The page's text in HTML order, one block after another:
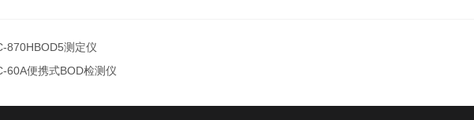
870HBOD5测定仪
60A便携式BOD检测仪